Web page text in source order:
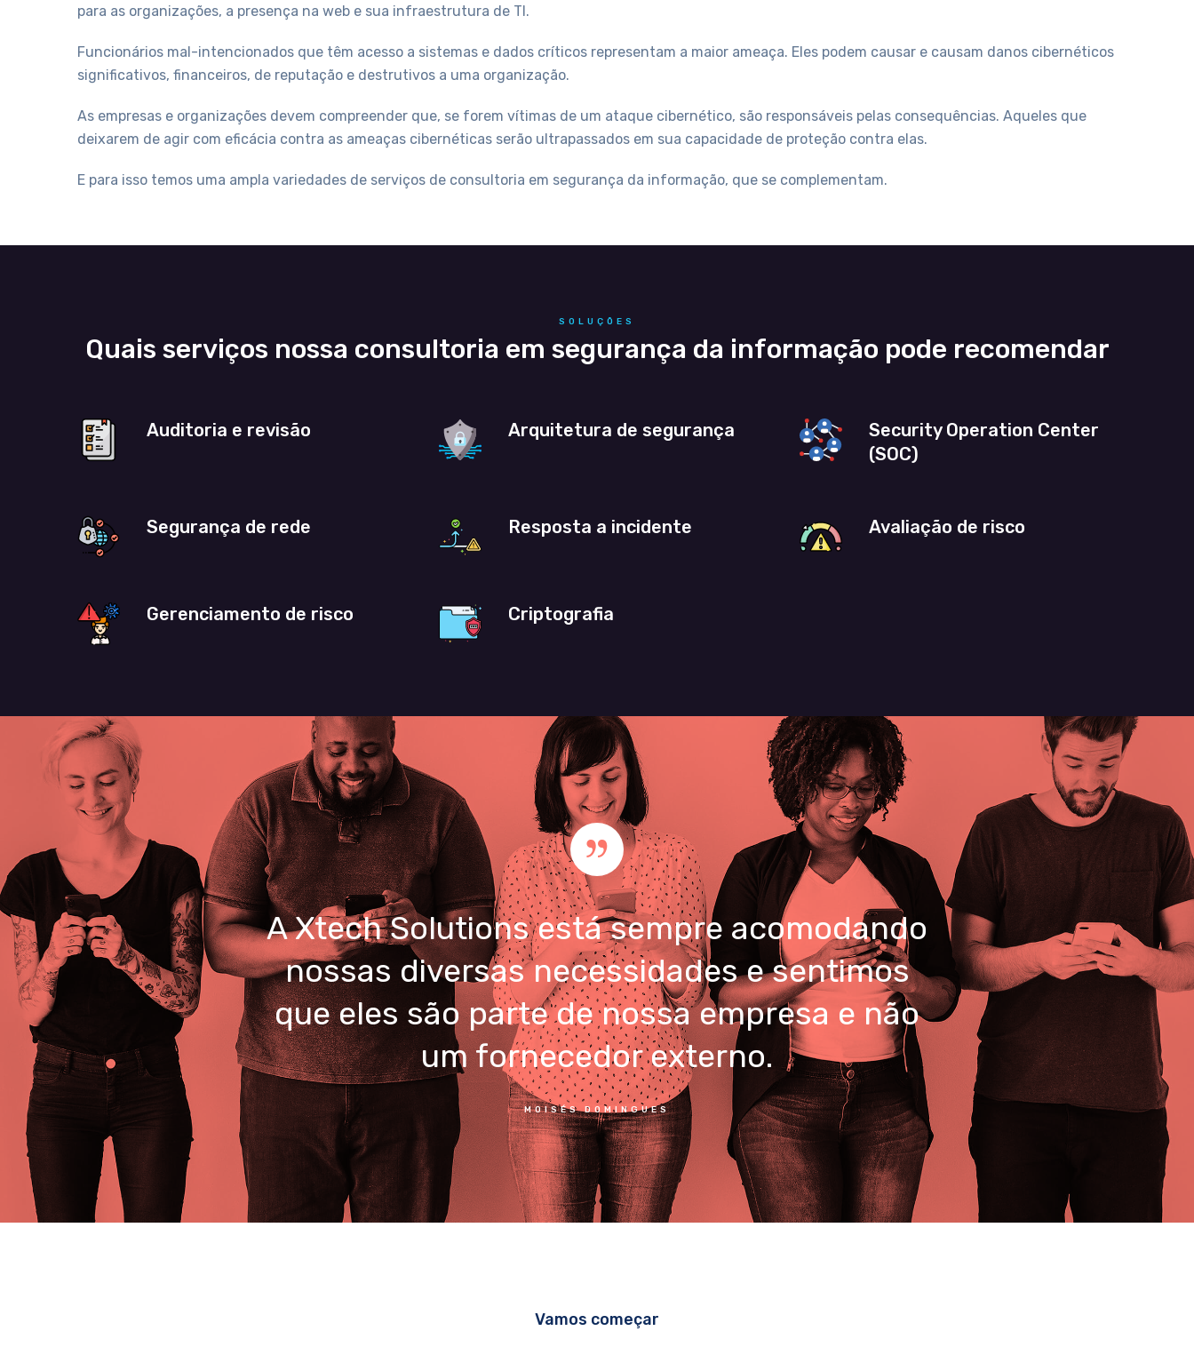
para as organizações, a presença na web e sua infraestrutura de TI.
Funcionários mal-intencionados que têm acesso a sistemas e dados críticos representam a maior ameaça. Eles podem causar e causam danos cibernéticos
significativos, financeiros, de reputação e destrutivos a uma organização.
As empresas e organizações devem compreender que, se forem vítimas de um ataque cibernético, são responsáveis ​​pelas consequências. Aqueles que
deixarem de agir com eficácia contra as ameaças cibernéticas serão ultrapassados ​​em sua capacidade de proteção contra elas.
E para isso temos uma ampla variedades de serviços de consultoria em segurança da informação, que se complementam.
SOLUÇÕES
Quais serviços nossa consultoria em segurança da informação pode recomendar
Auditoria e revisão Arquitetura de segurança
Security Operation Center
(SOC)
Segurança de rede Resposta a incidente Avaliação de risco
Gerenciamento de risco Criptografia
A Xtech Solutions está sempre acomodando
nossas diversas necessidades e sentimos
que eles são parte de nossa empresa e não
um fornecedor externo.
MOISÉS DOMINGUES
Vamos começar